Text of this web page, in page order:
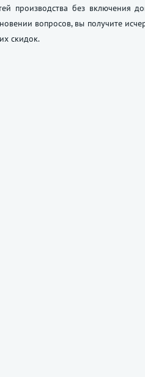
производства без включения
вопросов, вы получите
скидок.